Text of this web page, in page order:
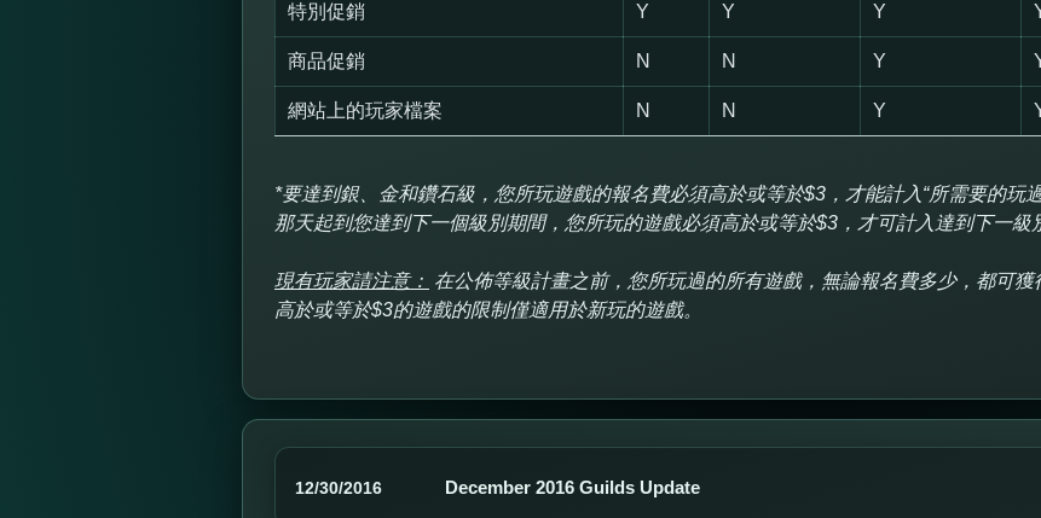
特別促銷 Y Y Y
商品促銷 N N Y
網站上的玩家檔案 N N Y
*要達到銀、金和鑽石級，您所玩遊戲的報名費必須高於或等於$3，才能計入“所需要的玩
那天起到您達到下一個級別期間，您所玩的遊戲必須高於或等於$3，才可計入達到下一級
現有玩家請注意： 在公佈等級計畫之前，您所玩過的所有遊戲，無論報名費多少，都可
高於或等於$3的遊戲的限制僅適用於新玩的遊戲。
12/30/2016 December 2016 Guilds Update